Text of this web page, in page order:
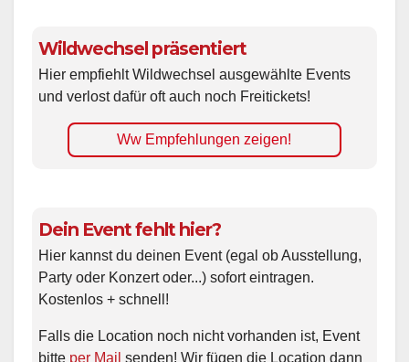
Wildwechsel präsentiert
Hier empfiehlt Wildwechsel ausgewählte Events
und verlost dafür oft auch noch Freitickets!
Ww Empfehlungen zeigen!
Dein Event fehlt hier?
Hier kannst du deinen Event (egal ob Ausstellung,
Party oder Konzert oder...) sofort eintragen.
Kostenlos + schnell!
Falls die Location noch nicht vorhanden ist, Event
bitte per Mail senden! Wir fügen die Location dann